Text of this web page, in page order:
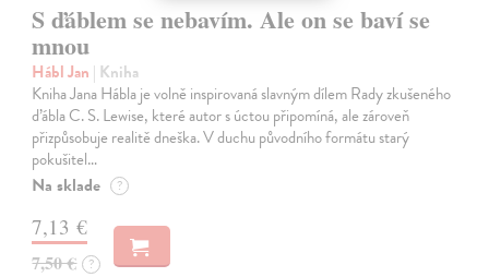
S ďáblem se nebavím. Ale on se baví se
mnou
Hábl Jan | Kniha
Kniha Jana Hábla je volně inspirovaná slavným dílem Rady zkušeného
ďábla C. S. Lewise, které autor s úctou připomíná, ale zároveň
přizpůsobuje realitě dneška. V duchu původního formátu starý
pokušitel…
Na sklade ?
7,13 €
7,50 € ?